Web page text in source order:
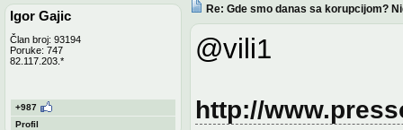
Igor Gajic
Član broj: 93194
Poruke: 747
82.117.203.*
+987
Profil
Re: Gde smo danas sa korupcijom?
@vili1
http://